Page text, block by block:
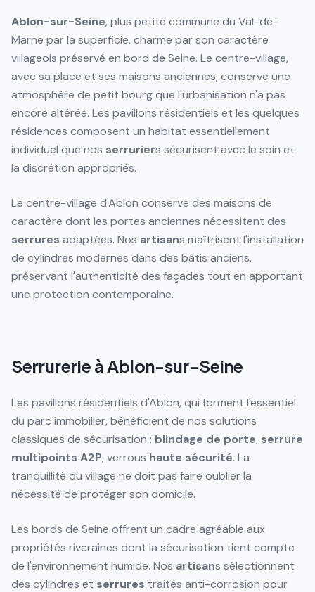
Ablon-sur-Seine, plus petite commune du Val-de-
Marne par la superficie, charme par son caractère
villageois préservé en bord de Seine. Le centre-village,
avec sa place et ses maisons anciennes, conserve une
atmosphère de petit bourg que l'urbanisation n'a pas
encore altérée. Les pavillons résidentiels et les quelques
résidences composent un habitat essentiellement
individuel que nos serruriers sécurisent avec le soin et
la discrétion appropriés.
Le centre-village d'Ablon conserve des maisons de
caractère dont les portes anciennes nécessitent des
serrures adaptées. Nos artisans maîtrisent l'installation
de cylindres modernes dans des bâtis anciens,
préservant l'authenticité des façades tout en apportant
une protection contemporaine.
Serrurerie à Ablon-sur-Seine
Les pavillons résidentiels d'Ablon, qui forment l'essentiel
du parc immobilier, bénéficient de nos solutions
classiques de sécurisation : blindage de porte, serrure
multipoints A2P, verrous haute sécurité. La
tranquillité du village ne doit pas faire oublier la
nécessité de protéger son domicile.
Les bords de Seine offrent un cadre agréable aux
propriétés riveraines dont la sécurisation tient compte
de l'environnement humide. Nos artisans sélectionnent
des cylindres et serrures traités anti-corrosion pour